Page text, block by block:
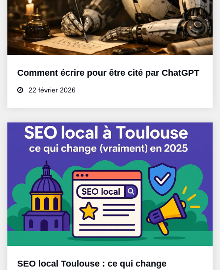
Comment écrire pour être cité par ChatGPT
22 février 2026
SEO local Toulouse : ce qui change